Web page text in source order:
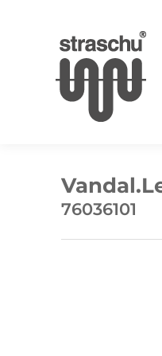
76036101